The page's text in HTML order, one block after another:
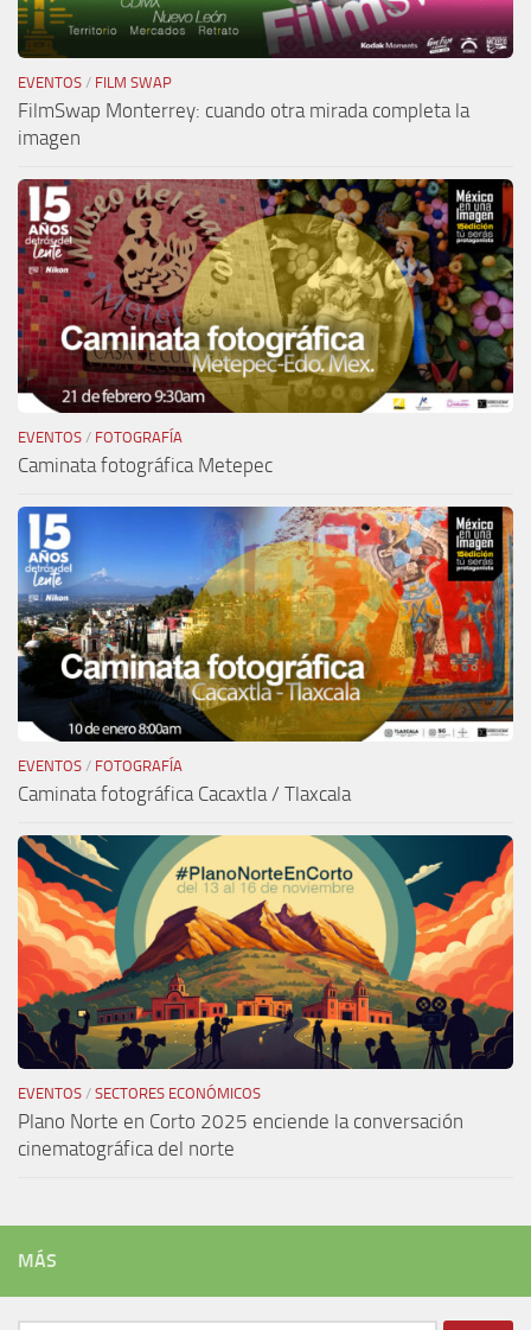
EVENTOS / FILM SWAP
FilmSwap Monterrey: cuando otra mirada completa la
imagen
EVENTOS / FOTOGRAFÍA
Caminata fotográfica Metepec
EVENTOS / FOTOGRAFÍA
Caminata fotográfica Cacaxtla / Tlaxcala
EVENTOS / SECTORES ECONÓMICOS
Plano Norte en Corto 2025 enciende la conversación
cinematográfica del norte
MÁS